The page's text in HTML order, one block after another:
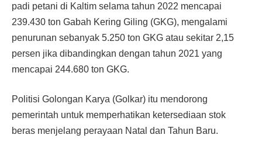
padi petani di Kaltim selama tahun 2022 mencapai
239.430 ton Gabah Kering Giling (GKG), mengalami
penurunan sebanyak 5.250 ton GKG atau sekitar 2,15
persen jika dibandingkan dengan tahun 2021 yang
mencapai 244.680 ton GKG.
Politisi Golongan Karya (Golkar) itu mendorong
pemerintah untuk memperhatikan ketersediaan stok
beras menjelang perayaan Natal dan Tahun Baru.